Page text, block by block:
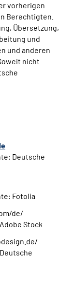
vorherigen
Berechtigten.
Übersetzung,
und
und anderen
nicht
Deutsche
Fotolia
de/
Stock